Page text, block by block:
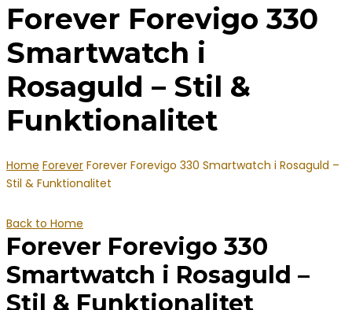
Forever Forevigo 330
Smartwatch i
Rosaguld – Stil &
Funktionalitet
Home Forever Forever Forevigo 330 Smartwatch i Rosaguld –
Stil & Funktionalitet
Back to Home
Forever Forevigo 330
Smartwatch i Rosaguld –
Stil & Funktionalitet